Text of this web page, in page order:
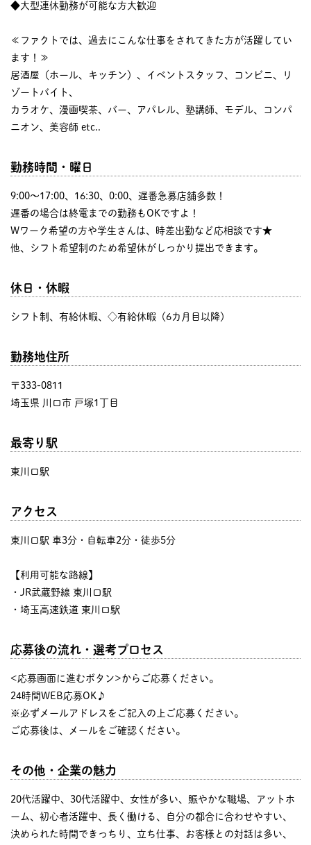
◆大型連休勤務が可能な方大歓迎
≪ファクトでは、過去にこんな仕事をされてきた方が活躍してい
ます！≫
居酒屋（ホール、キッチン）、イベントスタッフ、コンビニ、リ
ゾートバイト、
カラオケ、漫画喫茶、バー、アパレル、塾講師、モデル、コンパ
ニオン、美容師 etc..
勤務時間・曜日
9:00〜17:00、16:30、0:00、遅番急募店舗多数！
遅番の場合は終電までの勤務もOKですよ！
Wワーク希望の方や学生さんは、時差出勤など応相談です★
他、シフト希望制のため希望休がしっかり提出できます。
休日・休暇
シフト制、有給休暇、◇有給休暇（6カ月目以降）
勤務地住所
〒333-0811
埼玉県 川口市 戸塚1丁目
最寄り駅
東川口駅
アクセス
東川口駅 車3分・自転車2分・徒歩5分
【利用可能な路線】
・JR武蔵野線 東川口駅
・埼玉高速鉄道 東川口駅
応募後の流れ・選考プロセス
<応募画面に進むボタン>からご応募ください。
24時間WEB応募OK♪
※必ずメールアドレスをご記入の上ご応募ください。
ご応募後は、メールをご確認ください。
その他・企業の魅力
20代活躍中、30代活躍中、女性が多い、賑やかな職場、アットホ
ーム、初心者活躍中、長く働ける、自分の都合に合わせやすい、
決められた時間できっちり、立ち仕事、お客様との対話は多い、